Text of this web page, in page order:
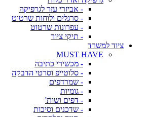
- אביזרי עזר לגרפיקה
- סרגלים ולוחות שרטוט
- עפרונות שרטוט
- תיקי ציור
ציוד למשרד
MUST HAVE
- מכשירי כתיבה
- סלוטייפ וסרטי הדבקה
- שמרדפים
- גומיות
- דפים ושות'
- שדכנים וסיכות